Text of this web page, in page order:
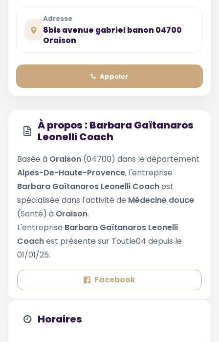
Adresse
8bis avenue gabriel banon 04700
Oraison
Appeler
À propos : Barbara Gaïtanaros
Leonelli Coach
Basée à Oraison (04700) dans le département
Alpes-De-Haute-Provence, l'entreprise
Barbara Gaïtanaros Leonelli Coachest
spécialisée dans l'activité de Médecine douce
(Santé) à Oraison.
L'entreprise Barbara Gaïtanaros Leonelli
Coachest présente sur Toutle04 depuis le
01/01/25.
Facebook
Horaires